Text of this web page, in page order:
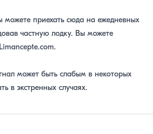
можете приехать сюда на ежедневных
частную лодку. Вы можете
может быть слабым в некоторых
в экстренных случаях.